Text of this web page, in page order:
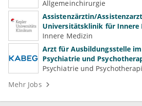
Gefäßchirurgie
Allgemeinchirurgie
Assistenzärztin/
Universitätsklinik für Innere
Innere Medizin
Arzt für Ausbildungsstelle
Psychiatrie und
Medizin (m/w/d)
Psychiatrie und
Mehr Jobs